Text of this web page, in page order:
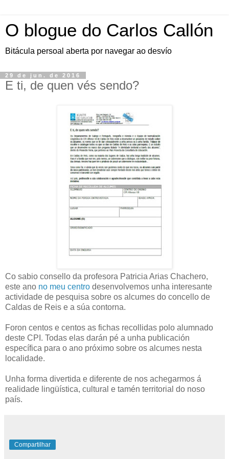
O blogue do Carlos Callón
Bitácula persoal aberta por navegar ao desvío
29 de jun. de 2016
E ti, de quen vés sendo?
Co sabio consello da profesora Patricia Arias Chachero,
este ano no meu centro desenvolvemos unha interesante
actividade de pesquisa sobre os alcumes do concello de
Caldas de Reis e a súa contorna.
Foron centos e centos as fichas recollidas polo alumnado
deste CPI. Todas elas darán pé a unha publicación
específica para o ano próximo sobre os alcumes nesta
localidade.
Unha forma divertida e diferente de nos achegarmos á
realidade lingüística, cultural e tamén territorial do noso
país.
Compartilhar